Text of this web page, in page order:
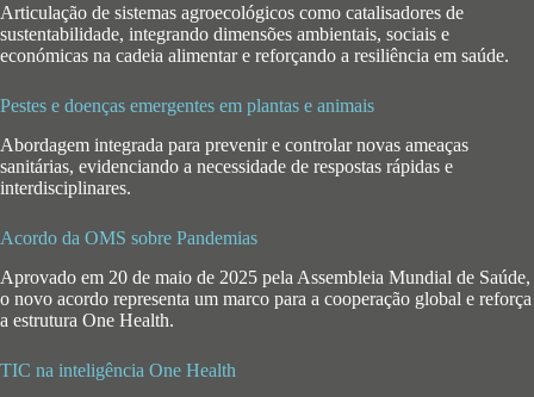
Articulação de sistemas agroecológicos como catalisadores de
sustentabilidade, integrando dimensões ambientais, sociais e
económicas na cadeia alimentar e reforçando a resiliência em saúde.
Pestes e doenças emergentes em plantas e animais
Abordagem integrada para prevenir e controlar novas ameaças
sanitárias, evidenciando a necessidade de respostas rápidas e
interdisciplinares.
Acordo da OMS sobre Pandemias
Aprovado em 20 de maio de 2025 pela Assembleia Mundial de Saúde,
o novo acordo representa um marco para a cooperação global e reforça
a estrutura One Health.
TIC na inteligência One Health